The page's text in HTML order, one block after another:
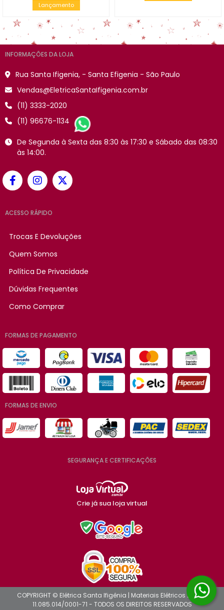
Lançamento
INFORMAÇÕES DA LOJA
Rua Santa Ifigenia, - Santa Efigenia - São Paulo
Vendas@EletricaSantaIfigenia.com.br
(11) 3333-2020
(11) 96676-1134
De Segunda à Sexta das 8:30 às 17:30 e Sábado das 08:30
às 14:00.
ACESSO RÁPIDO
Trocas E Devoluções
Quem Somos
Política De Privacidade
Dúvidas Frequentes
Como Comprar
FORMAS DE PAGAMENTO
FORMAS DE ENVIO
SEGURANÇA E CERTIFICAÇÕES
Crie já sua loja virtual
COPYRIGHT © Elétrica Santa Ifigênia | Materiais Elétricos 2026 -
11.085.014/0001-71 - TODOS OS DIREITOS RESERVADOS